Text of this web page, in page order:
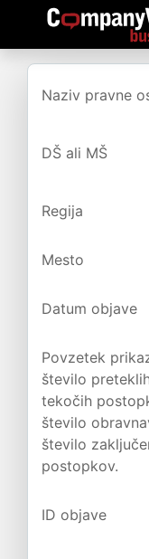
Naziv pravne
DŠ ali MŠ
Regija
Mesto
Datum objave
Povzetek
število
tekočih
število
število
postopkov.
ID objave